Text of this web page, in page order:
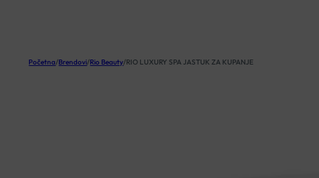
Početna/Brendovi/Rio Beauty/RIO LUXURY SPA JASTUK ZA KUPANJE